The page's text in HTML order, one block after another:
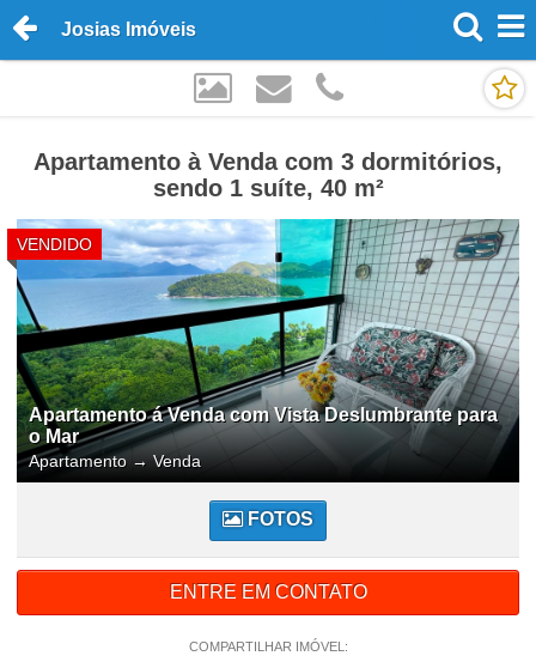
Josias Imóveis
Apartamento à Venda com 3 dormitórios,
sendo 1 suíte, 40 m²
VENDIDO
Apartamento á Venda com Vista Deslumbrante para
o Mar
Apartamento → Venda
FOTOS
ENTRE EM CONTATO
COMPARTILHAR IMÓVEL: